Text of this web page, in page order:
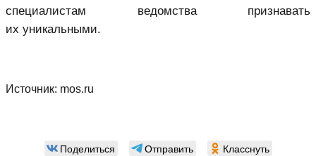
специалистам ведомства признавать
их уникальными.
Источник: mos.ru
Поделиться Отправить Класснуть